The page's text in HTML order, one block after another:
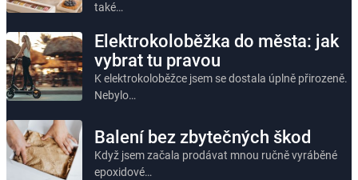
také…
Elektrokoloběžka do města: jak
vybrat tu pravou
K elektrokoloběžce jsem se dostala úplně přirozeně.
Nebylo…
Balení bez zbytečných škod
Když jsem začala prodávat mnou ručně vyráběné
epoxidové…